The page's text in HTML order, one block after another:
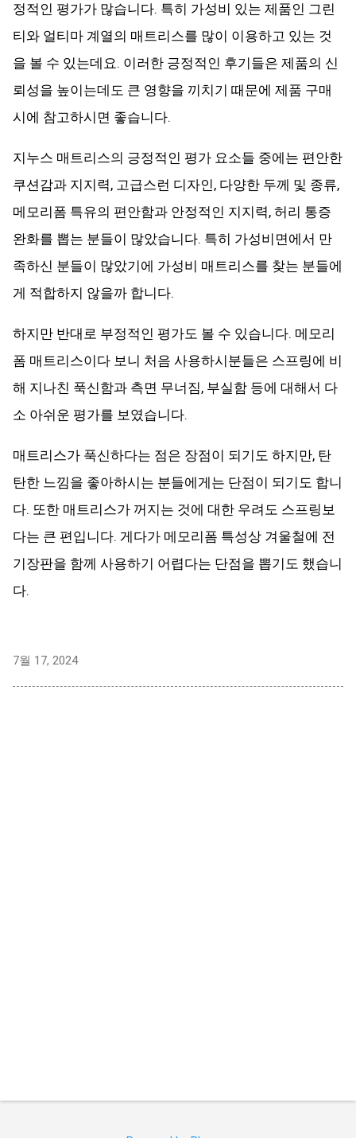
정적인 평가가 많습니다. 특히 가성비 있는 제품인 그린
티와 얼티마 계열의 매트리스를 많이 이용하고 있는 것
을 볼 수 있는데요. 이러한 긍정적인 후기들은 제품의 신
뢰성을 높이는데도 큰 영향을 끼치기 때문에 제품 구매
시에 참고하시면 좋습니다.
지누스 매트리스의 긍정적인 평가 요소들 중에는 편안한
쿠션감과 지지력, 고급스런 디자인, 다양한 두께 및 종류,
메모리폼 특유의 편안함과 안정적인 지지력, 허리 통증
완화를 뽑는 분들이 많았습니다. 특히 가성비면에서 만
족하신 분들이 많았기에 가성비 매트리스를 찾는 분들에
게 적합하지 않을까 합니다.
하지만 반대로 부정적인 평가도 볼 수 있습니다. 메모리
폼 매트리스이다 보니 처음 사용하시분들은 스프링에 비
해 지나친 푹신함과 측면 무너짐, 부실함 등에 대해서 다
소 아쉬운 평가를 보였습니다.
매트리스가 푹신하다는 점은 장점이 되기도 하지만, 탄
탄한 느낌을 좋아하시는 분들에게는 단점이 되기도 합니
다. 또한 매트리스가 꺼지는 것에 대한 우려도 스프링보
다는 큰 편입니다. 게다가 메모리폼 특성상 겨울철에 전
기장판을 함께 사용하기 어렵다는 단점을 뽑기도 했습니
다.
7월 17, 2024